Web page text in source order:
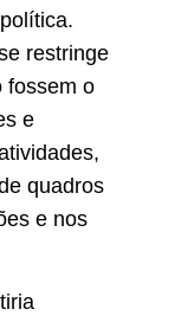
restringe
fossem o
e
quadros
e nos